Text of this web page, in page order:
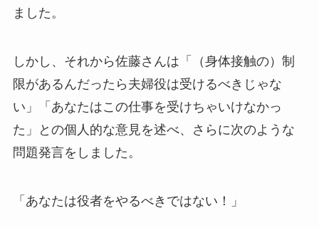
ました。
しかし、それから佐藤さんは「（身体接触の）制
限があるんだったら夫婦役は受けるべきじゃな
い」「あなたはこの仕事を受けちゃいけなかっ
た」との個人的な意見を述べ、さらに次のような
問題発言をしました。
「あなたは役者をやるべきではない！」